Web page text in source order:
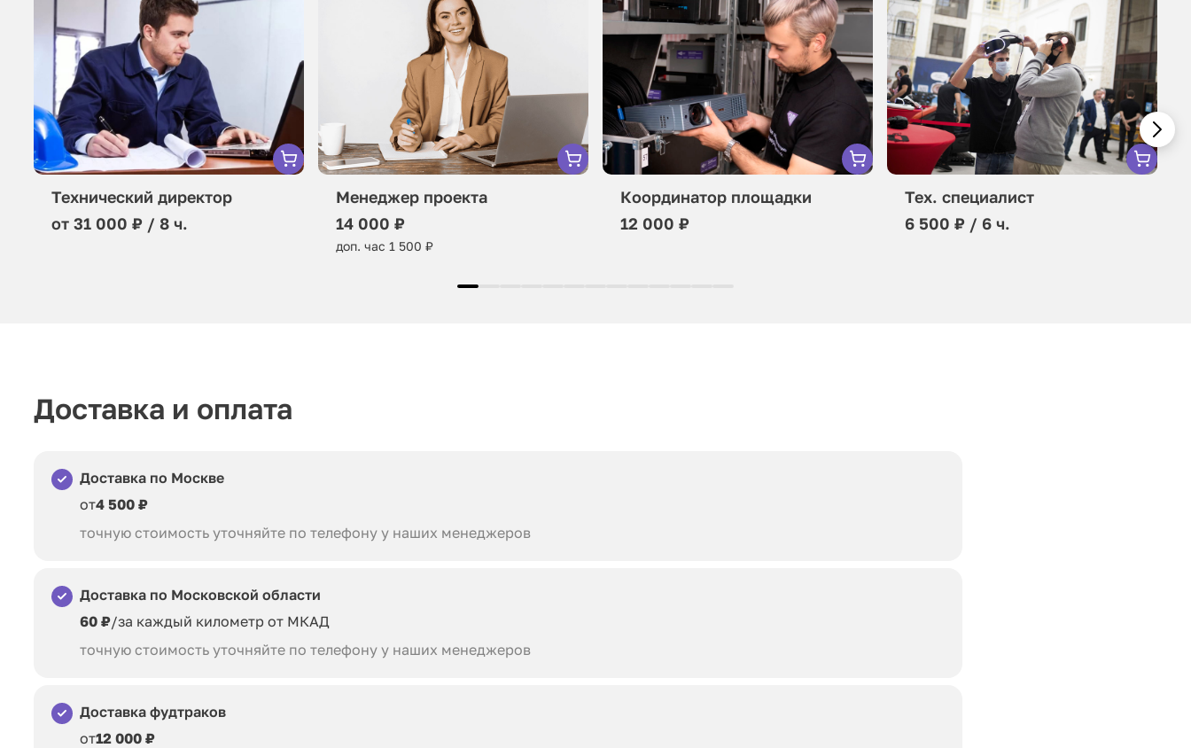
Технический директор
от 31 000 ₽ / 8 ч.
Менеджер проекта
14 000 ₽
доп. час 1 500 ₽
Координатор площадки
12 000 ₽
Тех. специалист
6 500 ₽ / 6 ч.
Доставка и оплата
Доставка по Москве
от4 500 ₽
точную стоимость уточняйте по телефону у наших менеджеров
Доставка по Московской области
60 ₽/за каждый километр от МКАД
точную стоимость уточняйте по телефону у наших менеджеров
Доставка фудтраков
от12 000 ₽